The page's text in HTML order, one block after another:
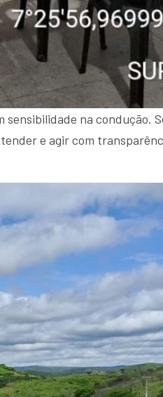
na condução.
e agir com